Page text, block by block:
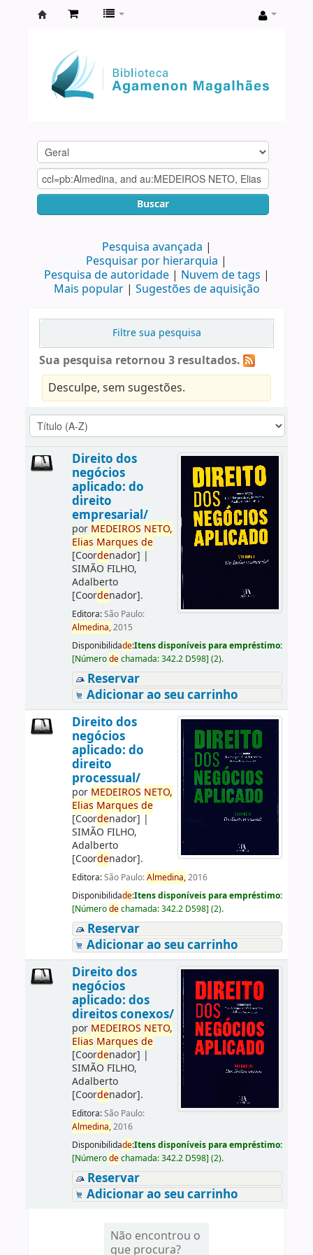
Agamenon
Magalhães
Buscar
Pesquisa avançada
Pesquisar por hierarquia
Pesquisa de autoridade
Nuvem de tags
Mais popular
Sugestões de aquisição
Filtre sua pesquisa
Sua pesquisa retornou 3 resultados.
Desculpe, sem sugestões.
Direito dos
negócios
aplicado: do
direito
empresarial/
por MEDEIROS NETO,
Elias Marques de
[Coordenador] |
SIMÃO FILHO,
Adalberto
[Coordenador].
Editora:São Paulo:
Almedina,2015
Disponibilidade:Itens disponíveis para empréstimo:
[Númerodechamada:342.2 D598] (2).
Reservar
Adicionar ao seu carrinho
Direito dos
negócios
aplicado: do
direito
processual/
por MEDEIROS NETO,
Elias Marques de
[Coordenador] |
SIMÃO FILHO,
Adalberto
[Coordenador].
Editora:São Paulo:Almedina,2016
Disponibilidade:Itens disponíveis para empréstimo:
[Númerodechamada:342.2 D598] (2).
Reservar
Adicionar ao seu carrinho
Direito dos
negócios
aplicado: dos
direitos conexos/
por MEDEIROS NETO,
Elias Marques de
[Coordenador] |
SIMÃO FILHO,
Adalberto
[Coordenador].
Editora:São Paulo:
Almedina,2016
Disponibilidade:Itens disponíveis para empréstimo:
[Númerodechamada:342.2 D598] (2).
Reservar
Adicionar ao seu carrinho
Não encontrou o
que procura?